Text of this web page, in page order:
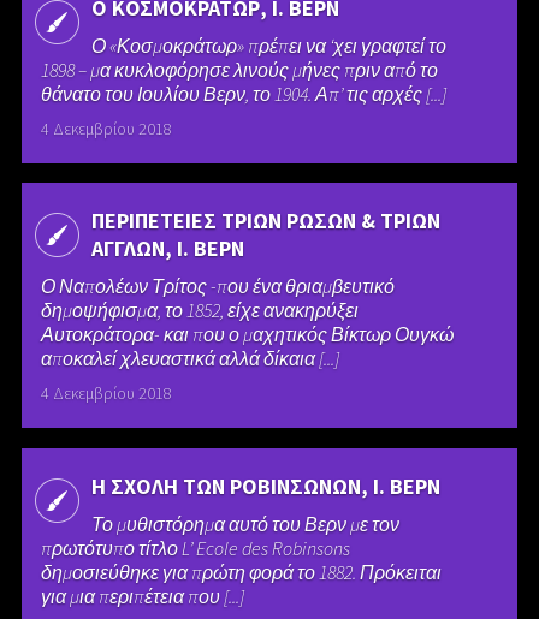
Ο ΚΟΣΜΟΚΡΑΤΩΡ, Ι. ΒΕΡΝ
Ο «Κοσμοκράτωρ» πρέπει να ‘χει γραφτεί το
1898 – μα κυκλοφόρησε λινούς μήνες πριν από το
θάνατο του Ιουλίου Βερν, το 1904. Απ’ τις αρχές [...]
4 Δεκεμβρίου 2018
ΠΕΡΙΠΕΤΕΙΕΣ ΤΡΙΩΝ ΡΩΣΩΝ & ΤΡΙΩΝ
ΑΓΓΛΩΝ, Ι. ΒΕΡΝ
Ο Ναπολέων Τρίτος -που ένα θριαμβευτικό
δημοψήφισμα, το 1852, είχε ανακηρύξει
Αυτοκράτορα- και που ο μαχητικός Βίκτωρ Ουγκώ
αποκαλεί χλευαστικά αλλά δίκαια [...]
4 Δεκεμβρίου 2018
Η ΣΧΟΛΗ ΤΩΝ ΡΟΒΙΝΣΩΝΩΝ, Ι. ΒΕΡΝ
Το μυθιστόρημα αυτό του Βερν με τον
πρωτότυπο τίτλο L’ Ecole des Robinsons
δημοσιεύθηκε για πρώτη φορά το 1882. Πρόκειται
για μια περιπέτεια που [...]